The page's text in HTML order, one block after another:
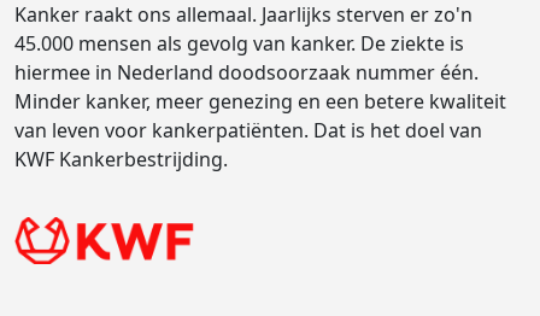
Kanker raakt ons allemaal. Jaarlijks sterven er zo'n
45.000 mensen als gevolg van kanker. De ziekte is
hiermee in Nederland doodsoorzaak nummer één.
Minder kanker, meer genezing en een betere kwaliteit
van leven voor kankerpatiënten. Dat is het doel van
KWF Kankerbestrijding.